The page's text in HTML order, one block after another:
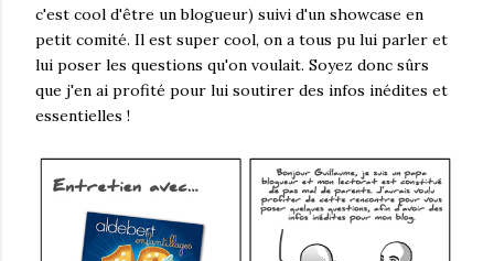
c'est cool d'être un blogueur) suivi d'un showcase en
petit comité. Il est super cool, on a tous pu lui parler et
lui poser les questions qu'on voulait. Soyez donc sûrs
que j'en ai profité pour lui soutirer des infos inédites et
essentielles !